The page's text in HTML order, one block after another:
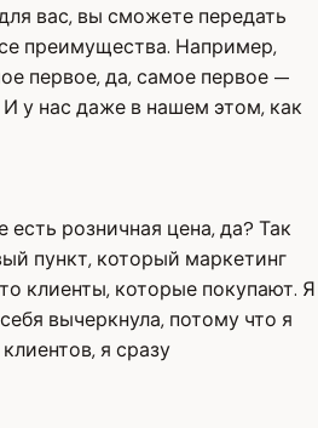
вас, вы сможете передать
преимущества. Например,
первое, да, самое первое —
И у нас даже в нашем этом, как
есть розничная цена, да? Так
пункт, который маркетинг
клиенты, которые покупают. Я
вычеркнула, потому что я
я сразу